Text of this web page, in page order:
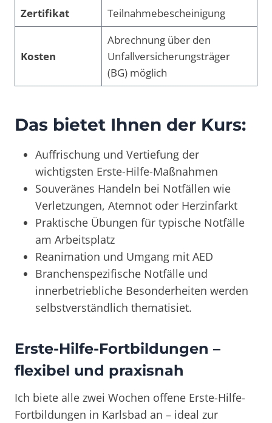
Zertifikat Teilnahmebescheinigung
Kosten
Abrechnung über den
Unfallversicherungsträger
(BG) möglich
Das bietet Ihnen der Kurs:
Auffrischung und Vertiefung der
wichtigsten Erste-Hilfe-Maßnahmen
Souveränes Handeln bei Notfällen wie
Verletzungen, Atemnot oder Herzinfarkt
Praktische Übungen für typische Notfälle
am Arbeitsplatz
Reanimation und Umgang mit AED
Branchenspezifische Notfälle und
innerbetriebliche Besonderheiten werden
selbstverständlich thematisiet.
Erste-Hilfe-Fortbildungen –
flexibel und praxisnah
Ich biete alle zwei Wochen offene Erste-Hilfe-
Fortbildungen in Karlsbad an – ideal zur